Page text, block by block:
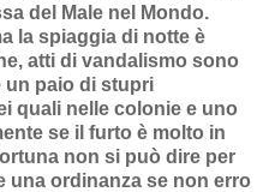
del Male nel Mondo.
la spiaggia di notte è
atti di vandalismo sono
un paio di stupri
quali nelle colonie e uno
se il furto è molto in
non si può dire per
una ordinanza se non erro